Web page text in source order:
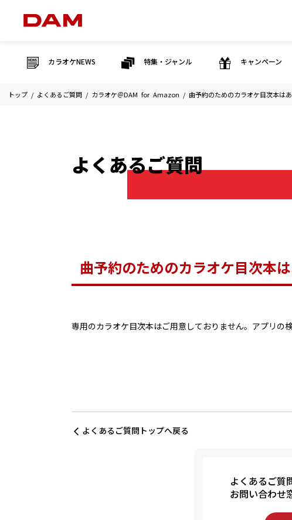
カラオケNEWS 特集・ジャンル キャンペーン
トップ よくあるご質問 カラオケ＠DAM for Amazon 曲予約のためのカラオケ目次本は
よくあるご質問
曲予約のためのカラオケ目次本
専用のカラオケ目次本はご用意しておりません。アプリの
よくあるご質問トップへ戻る
よくあるご質
お問い合わせ